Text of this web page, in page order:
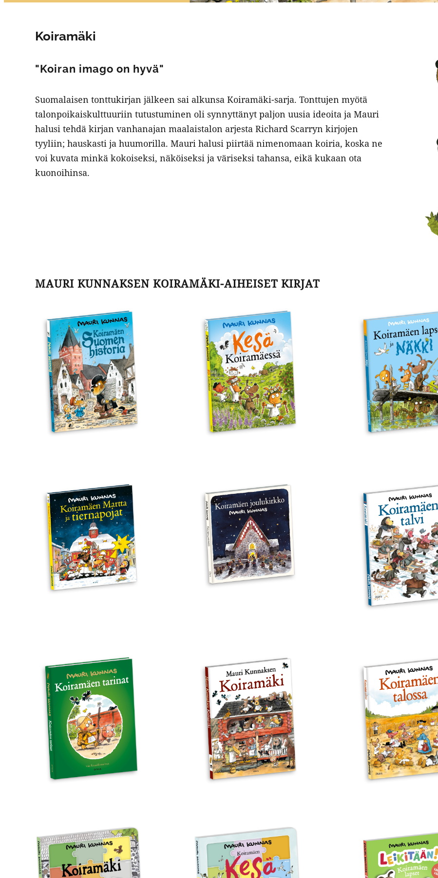
Koiramäki
"Koiran imago on hyvä"
Suomalaisen tonttukirjan jälkeen sai alkunsa Koiramäki-sarja. Tonttujen myötä
talonpoikaiskulttuuriin tutustuminen oli synnyttänyt paljon uusia ideoita ja Mauri
halusi tehdä kirjan vanhanajan maalaistalon arjesta Richard Scarryn kirjojen
tyyliin; hauskasti ja huumorilla. Mauri halusi piirtää nimenomaan koiria, koska ne
voi kuvata minkä kokoiseksi, näköiseksi ja väriseksi tahansa, eikä kukaan ota
kuonoihinsa.
MAURI KUNNAKSEN KOIRAMÄKI-AIHEISET KIRJAT
Koiramäen
Suomen
historia
Koiramäessä
Koiramäen
lapset
näkki
Koiramäen
Martta
tiernapojat
Koiramäen
joulukirkko
Koiramäen
talvi
Koiramäen
tarinat
Kunnaksen
Koiramäki
Koiramäen
talossa
Koiramäki
palapelikirja
Koiramäen
kesä
–
Leikitään!
Koiramäen
lapset